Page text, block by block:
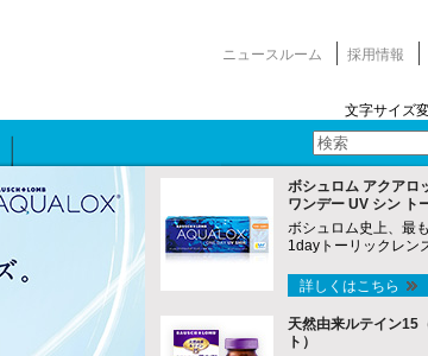
ニュースルーム 採用情報
文字サイズ
ボシュロム アクアロ
ワンデー UV シン ト
ボシュロム史上、最
1dayトーリックレン
詳しくはこちら
天然由来ルテイン15
ト）